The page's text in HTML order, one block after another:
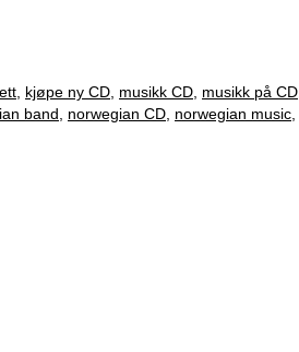
kjøpe ny CD musikk CD musikk på CD
band norwegian CD norwegian music